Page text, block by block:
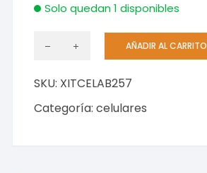
Solo quedan 1 disponibles
Smartphone
POCO
F7
AÑADIR AL CARRITO
SKU: XITCELAB257
Categoría:celulares